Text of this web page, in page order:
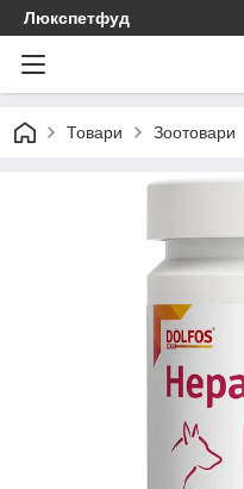
Люкспетфуд
Товари Зоотовари